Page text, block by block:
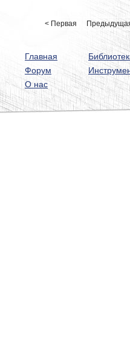
< Первая
Главная
Форум
О нас